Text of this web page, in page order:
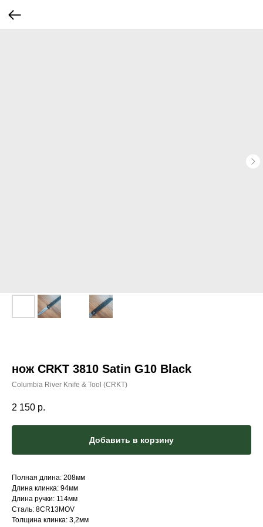
нож CRKT 3810 Satin G10 Black
Columbia River Knife & Tool (CRKT)
2 150 р.
Добавить в корзину
Полная длина: 208мм
Длина клинка: 94мм
Длина ручки: 114мм
Сталь: 8CR13MOV
Толщина клинка: 3,2мм